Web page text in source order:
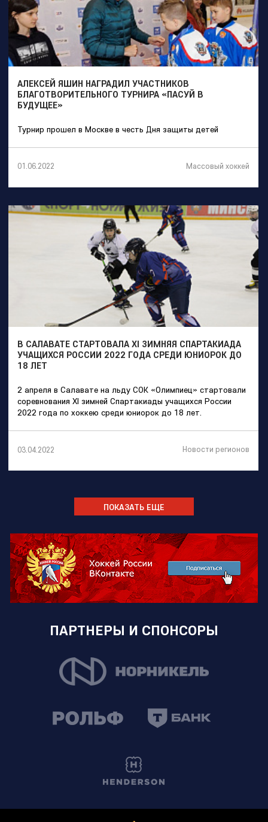
АЛЕКСЕЙ ЯШИН НАГРАДИЛ УЧАСТНИКОВ
БЛАГОТВОРИТЕЛЬНОГО ТУРНИРА «ПАСУЙ В
БУДУЩЕЕ»
Турнир прошел в Москве в честь Дня защиты детей
01.06.2022 Массовый хоккей
В САЛАВАТЕ СТАРТОВАЛА XI ЗИМНЯЯ СПАРТАКИАДА
УЧАЩИХСЯ РОССИИ 2022 ГОДА СРЕДИ ЮНИОРОК ДО
18 ЛЕТ
2 апреля в Салавате на льду СОК «Олимпиец» стартовали
соревнования XI зимней Спартакиады учащихся России
2022 года по хоккею среди юниорок до 18 лет.
03.04.2022 Новости регионов
ПОКАЗАТЬ ЕЩЕ
ПАРТНЕРЫ И СПОНСОРЫ